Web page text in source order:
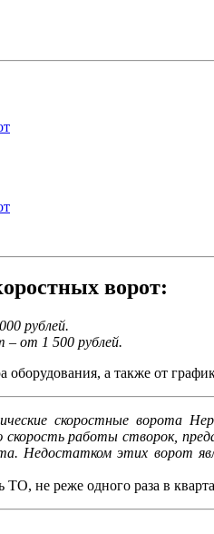
ворот:
рублей.
– от 1 500 рублей.
а также от
скоростные ворота
работы створок,
Недостатком этих ворот
не реже одного раза в